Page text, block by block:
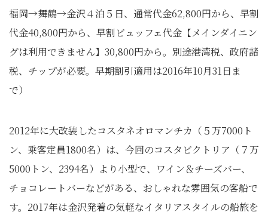
福岡→舞鶴→金沢４泊５日、通常代金62,800円から、早割
代金40,800円から、早割ビュッフェ代金【メインダイニン
グは利用できません】30,800円から。別途港湾税、政府諸
税、チップが必要。早期割引適用は2016年10月31日ま
で）
2012年に大改装したコスタネオロマンチカ（５万7000ト
ン、乗客定員1800名）は、今回のコスタビクトリア（７万
5000トン、2394名）より小型で、ワイン＆チーズバー、
チョコレートバーなどがある、おしゃれな雰囲気の客船で
す。2017年は金沢発着の気軽なイタリアスタイルの船旅を